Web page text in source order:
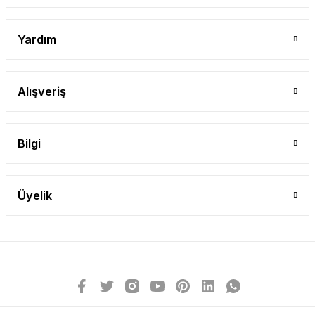
Yardım
Alışveriş
Bilgi
Üyelik